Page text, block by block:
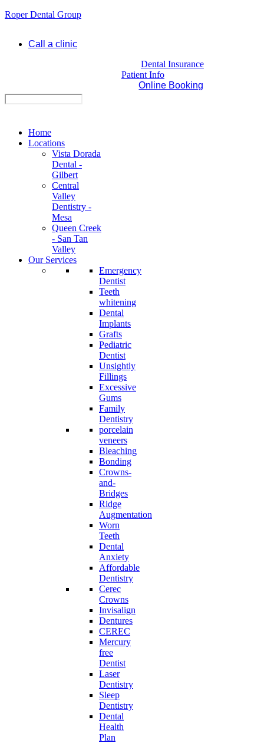
Roper Dental Group
Call a clinic
Dental Insurance
Patient Info
Online Booking
Home
Locations
Vista Dorada
Dental -
Gilbert
Central
Valley
Dentistry -
Mesa
Queen Creek
- San Tan
Valley
Our Services
Emergency
Dentist
Teeth
whitening
Dental
Implants
Grafts
Pediatric
Dentist
Unsightly
Fillings
Excessive
Gums
Family
Dentistry
porcelain
veneers
Bleaching
Bonding
Crowns-
and-
Bridges
Ridge
Augmentation
Worn
Teeth
Dental
Anxiety
Affordable
Dentistry
Cerec
Crowns
Invisalign
Dentures
CEREC
Mercury
free
Dentist
Laser
Dentistry
Sleep
Dentistry
Dental
Health
Plan